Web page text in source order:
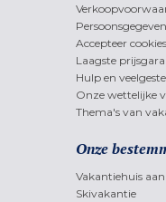
Accepteer cookies
Laagste
Hulp en
Onze wettelijke
Thema's van
Onze
Vakantiehuis aan
Skivakantie